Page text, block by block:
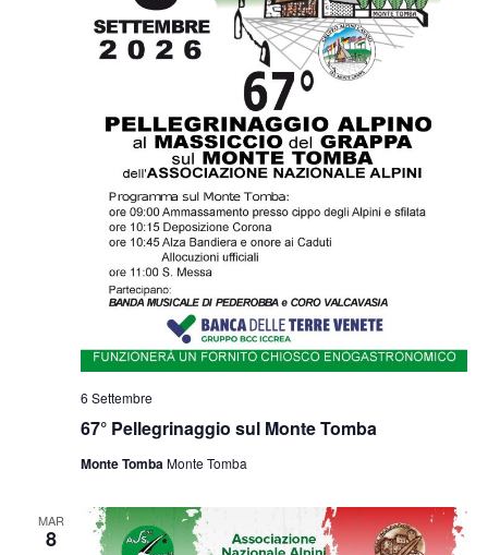
67° Pellegrinaggio sul Monte Tomba
6 Settembre
Monte TombaMonte Tomba
MAR
8